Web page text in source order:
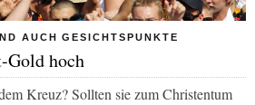
AUCH GESICHTSPUNKTE
Gold hoch
Kreuz? Sollten sie zum Christentum